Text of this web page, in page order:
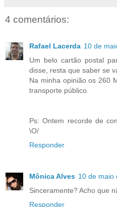
4 comentários:
Rafael Lacerda 10 de
Um belo cartão postal
disse, resta que saber se
Na minha opinião os 260
transporte público.
Ps: Ontem recorde de
\O/
Responder
Mônica Alves 10 de maio
Sinceramente? Acho que
Responder